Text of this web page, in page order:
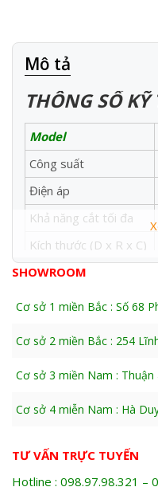
Mô tả
THÔNG SỐ KỸ
Model
Công suất
Điện áp
Khả năng cắt tối đa
Kích thước (D x R x C)
Trọng lượng
HÌNH ẢNH CHI TIẾT
SHOWROOM
Cơ sở 1 miền Bắc : Số 68
Cơ sở 2 miền Bắc : 254
Cơ sở 3 miền Nam :
Cơ sở 4 miễn Nam : Hà
TƯ VẤN TRỰC TUYẾN
Hotline : 098.97.98.321 –